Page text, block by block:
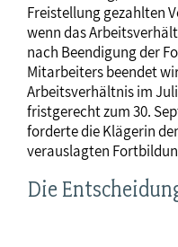
Freistellung gezahlten
wenn das
nach Beendigung der
Mitarbeiters beendet
Arbeitsverhältnis im
fristgerecht zum 30.
forderte die Klägerin
verauslagten
Die